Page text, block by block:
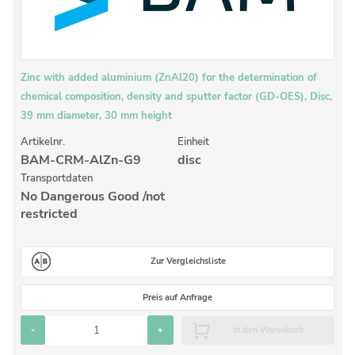
Laborvergleichsuntersuchungen (LVU/PT)
Laborbedarf und Verbrauchsmaterialien
Übersicht: Kundenspezifische Standards
Anorganische wässrige Kundenmischungen
Elementstandards in Öl
Metallstandards | Setting Up Samples (SUS)
Kundenspezifische Polymerstandards
Pharmazeutische und organische Kundensynthesen
Zinc with added aluminium (ZnAl20) for the determination of
chemical composition, density and sputter factor (GD-OES), Disc,
39 mm diameter, 30 mm height
Artikelnr.
BAM-CRM-AlZn-G9
Einheit
disc
Transportdaten
No Dangerous Good /not
restricted
Zur Vergleichsliste
Preis auf Anfrage
- + In den Warenkorb